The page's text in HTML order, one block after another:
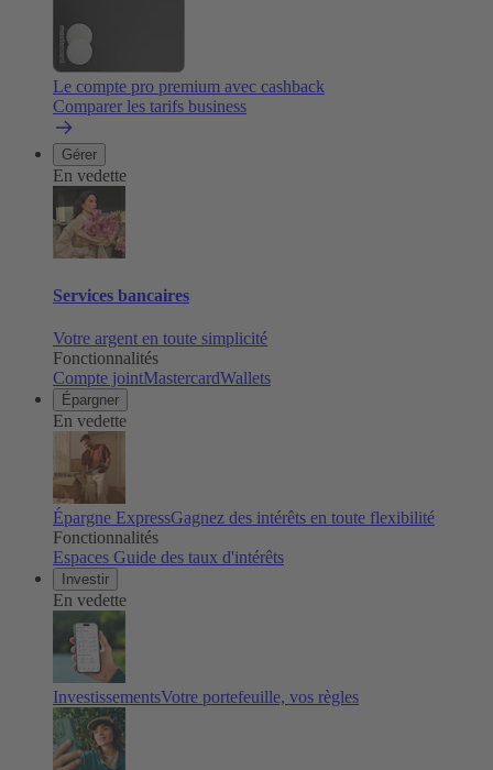
Le compte pro premium avec cashback
Comparer les tarifs business
Gérer
En vedette
Services bancaires
Votre argent en toute simplicité
Fonctionnalités
Compte jointMastercardWallets
Épargner
En vedette
Épargne ExpressGagnez des intérêts en toute flexibilité
Fonctionnalités
Espaces Guide des taux d'intérêts
Investir
En vedette
InvestissementsVotre portefeuille, vos règles